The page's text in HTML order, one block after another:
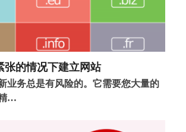
张的情况下建立网站
业务总是有风险的。它需要您大量的
…